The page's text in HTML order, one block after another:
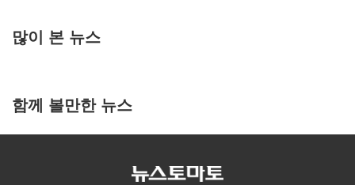
많이 본 뉴스
함께 볼만한 뉴스